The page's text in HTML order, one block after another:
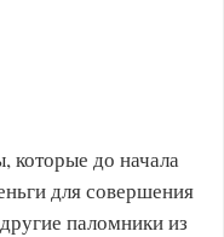
которые до начала
для совершения
паломники из